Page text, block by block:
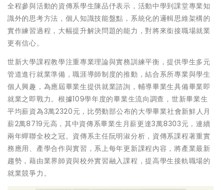
全程參與活動的資傳系學生陳品伃表示，活動中學到課堂專業知
識外的思考方法，個人知識技能盤點，系統化的邏輯思維架構的
實作練習過程，大幅提升解決問題的能力，對將來銜接職場就業
更有信心。
世新大學課程教學注重專業理論與實務訓練平衡，提供學生多元
管道進行就業準備，職涯導師制度的推動，結合系所專業與學生
個人興趣，為應屆畢業生提供就業諮詢，輔導畢業生具備畢業即
就業之即戰力。根據109學年度的畢業生流向調查，世新畢業生
平均薪資為3萬2320元，比勞動部公布的大學畢業社會新鮮人月
薪2萬8719元高，其中資傳系畢業生月薪更達3萬8303元，連續
兩年蟬聯全校之冠。資傳系主任阮明淑分析，資傳系課程著重實
務應用、產學合作與實習，系上每年更新課程內容，將產業最新
趨勢，藉由業界師資與校外實習融入課程，提高學生接軌職場的
就業競爭力。